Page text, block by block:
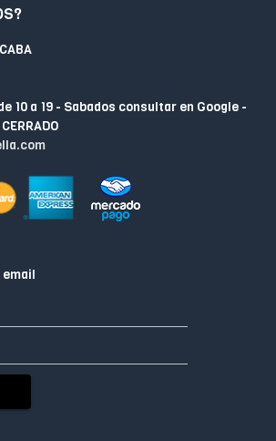
10 a 19 - Sabados consultar en Google -